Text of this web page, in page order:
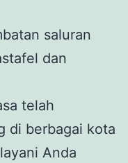
saluran
dan
telah
di berbagai kota
Anda